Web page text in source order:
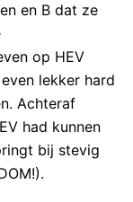
en B dat ze
op HEV
lekker hard
Achteraf
had kunnen
bij stevig